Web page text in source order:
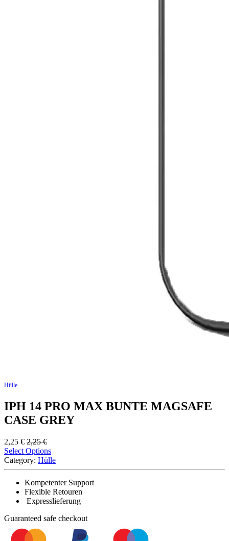
Hülle
IPH 14 PRO MAX BUNTE MAGSAFE
CASE GREY
2,25 € 2,25€
Select Options
Category: Hülle
Kompetenter Support
Flexible Retouren
Expresslieferung
Guaranteed safe checkout